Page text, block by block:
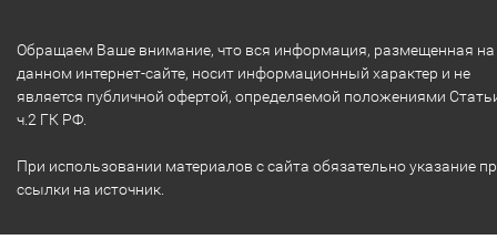
Обращаем Ваше внимание, что вся информация, размещенная на
данном интернет-сайте, носит информационный характер и не
является публичной офертой, определяемой положениями
ч.2 ГК РФ.
При использовании материалов с сайта обязательно указание
ссылки на источник.